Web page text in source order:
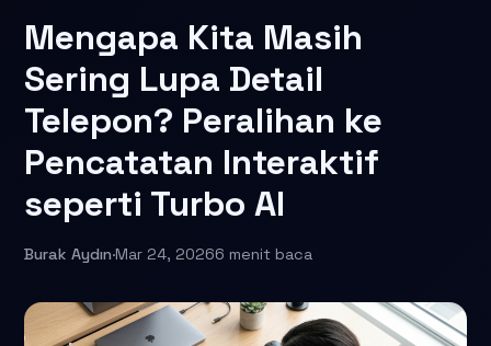
Mengapa Kita Masih
Sering Lupa Detail
Telepon? Peralihan ke
Pencatatan Interaktif
seperti Turbo AI
Burak Aydın·Mar 24, 20266 menit baca